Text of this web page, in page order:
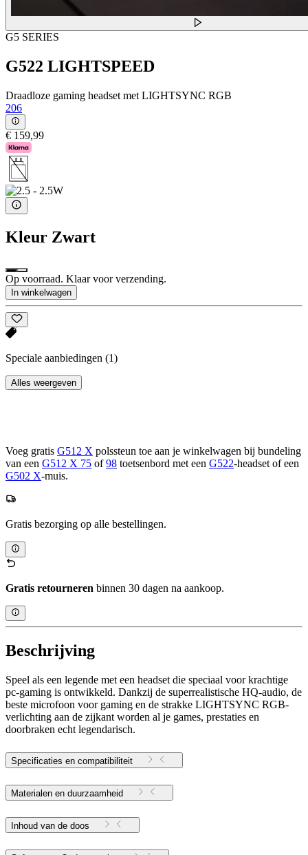
G5 SERIES
G522 LIGHTSPEED
Draadloze gaming headset met LIGHTSYNC RGB
206
€ 159,99
Kleur Zwart
Op voorraad. Klaar voor verzending.
In winkelwagen
Speciale aanbiedingen (1)
Alles weergeven
Voeg gratis G512 X polssteun toe aan je winkelwagen bij bundeling
van een G512 X 75 of98 toetsenbord met een G522-headset of een
G502 X-muis.
Gratis bezorging op alle bestellingen.
Gratis retourneren binnen 30 dagen na aankoop.
Beschrijving
Speel als een legende met een headset die speciaal voor krachtige
pc-gaming is ontwikkeld. Dankzij de superrealistische HQ-audio, de
beste microfoon voor gaming en de strakke LIGHTSYNC RGB-
verlichting aan de zijkant worden al je games, prestaties en
doorbraken echt legendarisch.
Specificaties en compatibiliteit
Materialen en duurzaamheid
Inhoud van de doos